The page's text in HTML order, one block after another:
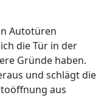
Autotüren
die Tür in der
Gründe haben.
und schlägt die
aus